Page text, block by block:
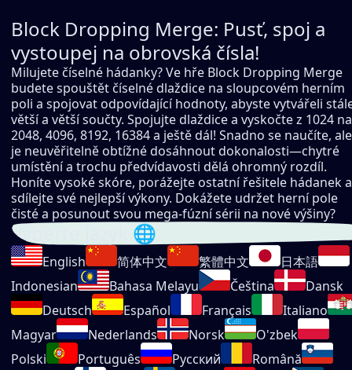
Block Dropping Merge: Pusť, spoj a
vystoupej na obrovská čísla!
Milujete číselné hádanky? Ve hře Block Dropping Merge
budete spouštět číselné dlaždice na sloupcovém herním
poli a spojovat odpovídající hodnoty, abyste vytvářeli
větší a větší součty. Spojujte dlaždice a vyskočte z 1024 na
2048, 4096, 8192, 16384 a ještě dál! Snadno se naučíte, ale
je neuvěřitelně obtížné dosáhnout dokonalosti—chytré
umístění a trochu předvídavosti dělá ohromný rozdíl.
Honíte vysoké skóre, porážejte ostatní řešitele hádanek a
sdílejte své nejlepší výkony. Dokážete udržet herní pole
čisté a posunout svou mega-fúzní sérii na nové výšiny?
Vyberte jazyk 🌐
English 简体中文 繁體中文
日本語
Indonesian
Bahasa Melayu Čeština
Dansk
Deutsch
Español Français
Italiano
Magyar
Nederlands Norsk
O'zbek
Polski
Português Русский
Română